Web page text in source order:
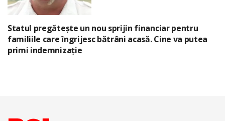
Statul pregătește un nou sprijin financiar pentru
familiile care îngrijesc bătrâni acasă. Cine va putea
primi indemnizație